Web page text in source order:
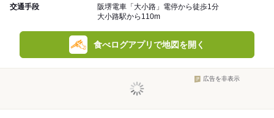
交通手段
阪堺電車「大小路」電停から徒歩1分
大小路駅から110m
食べログアプリで地図を開く
広告を非表示